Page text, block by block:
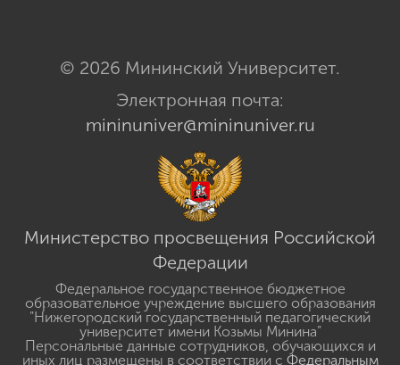
© 2026 Мининский Университет.
Электронная почта:
mininuniver@mininuniver.ru
Министерство просвещения Российской
Федерации
Федеральное государственное бюджетное
образовательное учреждение высшего образования
"Нижегородский государственный педагогический
университет имени Козьмы Минина"
Персональные данные сотрудников, обучающихся и
иных лиц размещены в соответствии с Федеральным